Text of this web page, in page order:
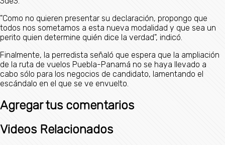
"Como no quieren presentar su declaración, propongo que
todos nos sometamos a esta nueva modalidad y que sea un
perito quien determine quién dice la verdad", indicó.
Finalmente, la perredista señaló que espera que la ampliación
de la ruta de vuelos Puebla-Panamá no se haya llevado a
cabo sólo para los negocios de candidato, lamentando el
escándalo en el que se ve envuelto.
Agregar tus comentarios
Videos Relacionados